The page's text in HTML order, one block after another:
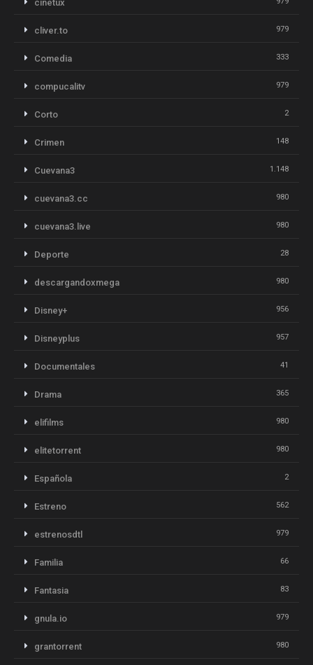
cinetux
cliver.to 979
Comedia 333
compucalitv 979
Corto 2
Crimen 148
Cuevana3 1.148
cuevana3.cc 980
cuevana3.live 980
Deporte 28
descargandoxmega 980
Disney+ 956
Disneyplus 957
Documentales 41
Drama 365
elifilms 980
elitetorrent 980
Española 2
Estreno 562
estrenosdtl 979
Familia 66
Fantasia 83
gnula.io 979
grantorrent 980